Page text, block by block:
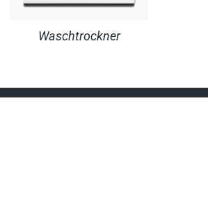
Waschtrockner